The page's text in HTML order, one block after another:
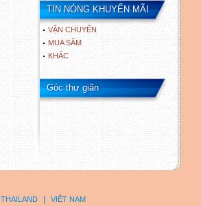
TIN NÓNG KHUYẾN MÃI
VẬN CHUYỂN
MUA SẮM
KHÁC
Góc thư giãn
THAILAND VIỆT NAM